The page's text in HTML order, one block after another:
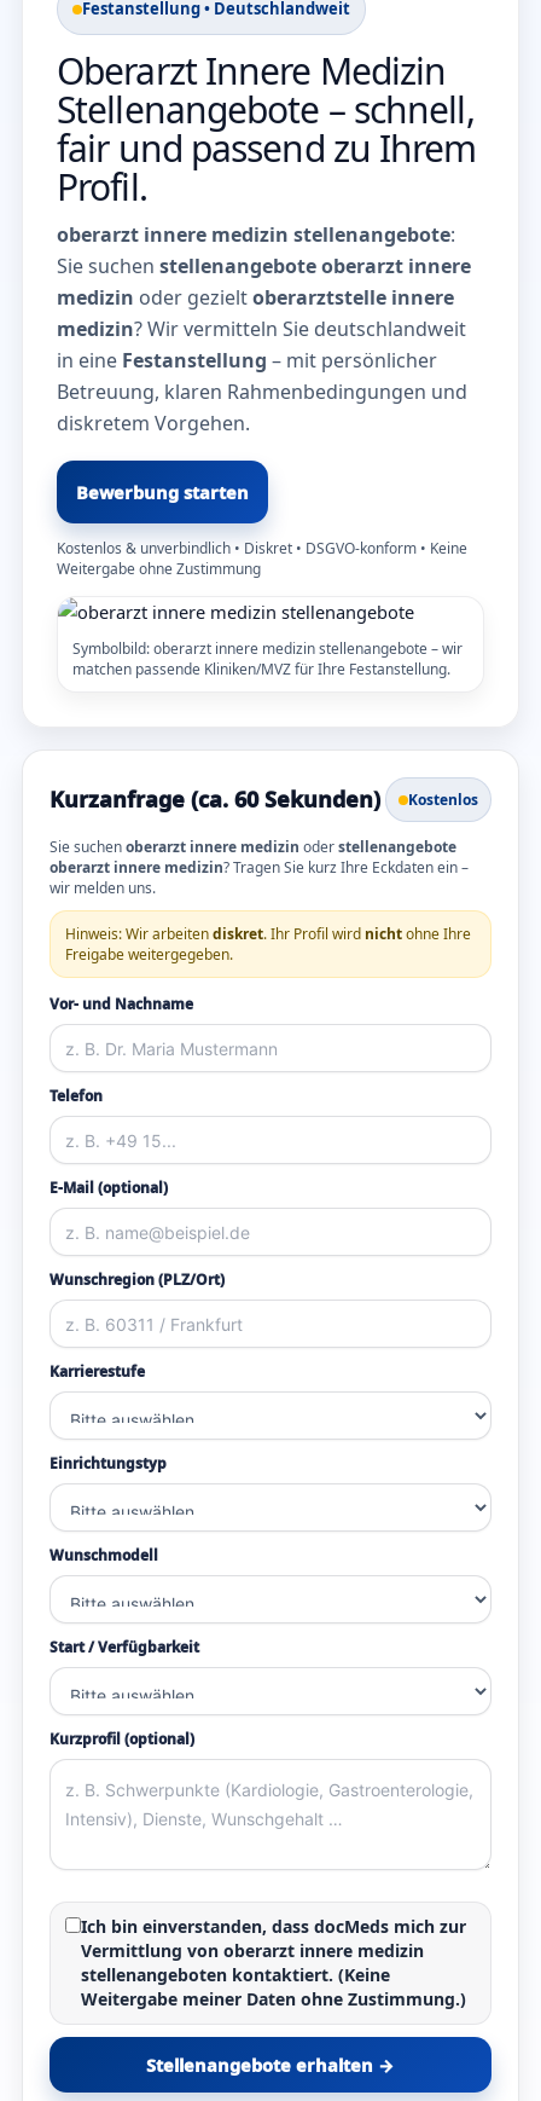
Festanstellung • Deutschlandweit
Oberarzt Innere Medizin
Stellenangebote – schnell,
fair und passend zu Ihrem
Profil.
oberarzt innere medizin stellenangebote:
Sie suchen stellenangebote oberarzt innere
medizin oder gezieltoberarztstelle innere
medizin? Wir vermitteln Sie deutschlandweit
in eine Festanstellung – mit persönlicher
Betreuung, klaren Rahmenbedingungen und
diskretem Vorgehen.
Bewerbung starten
Kostenlos & unverbindlich • Diskret • DSGVO-konform • Keine
Weitergabe ohne Zustimmung
Symbolbild: oberarzt innere medizin stellenangebote – wir
matchen passende Kliniken/MVZ für Ihre Festanstellung.
Kurzanfrage (ca. 60 Sekunden) Kostenlos
Sie suchenoberarzt innere medizin oderstellenangebote
oberarzt innere medizin? Tragen Sie kurz Ihre Eckdaten ein –
wir melden uns.
Hinweis: Wir arbeitendiskret. Ihr Profil wird nichtohne Ihre
Freigabe weitergegeben.
Vor- und Nachname
Telefon
E-Mail (optional)
Wunschregion (PLZ/Ort)
Karrierestufe
Einrichtungstyp
Wunschmodell
Start / Verfügbarkeit
Kurzprofil (optional)
Ich bin einverstanden, dass docMeds mich zur
Vermittlung von oberarzt innere medizin
stellenangeboten kontaktiert. (Keine
Weitergabe meiner Daten ohne Zustimmung.)
Stellenangebote erhalten →